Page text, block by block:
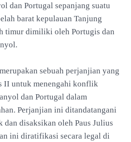
dan Portugal sepanjang suatu
barat kepulauan Tanjung
timur dimiliki oleh Portugis dan
sebuah perjanjian yang
II untuk menengahi konflik
dan Portugal dalam
Perjanjian ini ditandatangani
dan disaksikan oleh Paus Julius
ini diratifikasi secara legal di